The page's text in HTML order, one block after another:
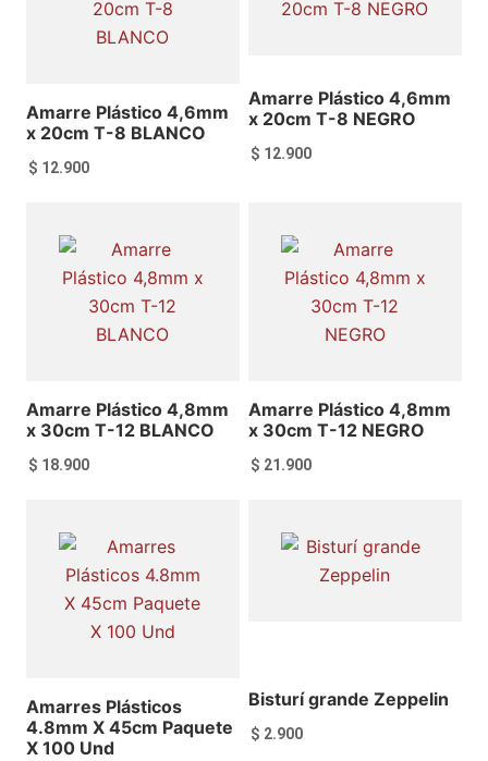
Amarre Plástico 4,6mm
x 20cm T-8 BLANCO
$ 12.900
Añadir al carrito
Amarre Plástico 4,6mm
x 20cm T-8 NEGRO
$ 12.900
Añadir al carrito
Amarre Plástico 4,8mm
x 30cm T-12 BLANCO
$ 18.900
Añadir al carrito
Amarre Plástico 4,8mm
x 30cm T-12 NEGRO
$ 21.900
Añadir al carrito
Amarres Plásticos
4.8mm X 45cm Paquete
X 100 Und
Bisturí grande Zeppelin
$ 2.900